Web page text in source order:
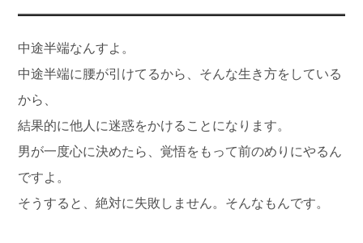
中途半端なんすよ。
中途半端に腰が引けてるから、そんな生き方をしている
から、
結果的に他人に迷惑をかけることになります。
男が一度心に決めたら、覚悟をもって前のめりにやるん
ですよ。
そうすると、絶対に失敗しません。そんなもんです。